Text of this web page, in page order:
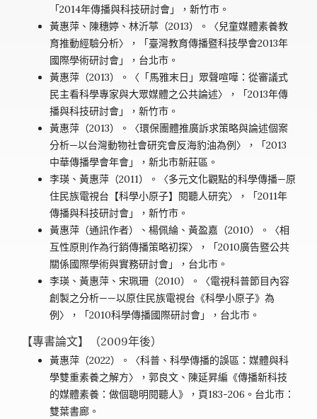
「2014年傳播與科技研討會」，新竹市。
黃惠萍、陳穗婷、林沂葶（2013）。〈兒童媒體素養教
育推動經驗分析〉，「臺灣教育傳播暨科技學會2013年
國際學術研討會」，台北市。
黃惠萍（2013）。〈「馬雅末日」眾聲喧嘩：從審議式
民主看科學專家與大眾媒體之公共論述〉，「2013年傳
播與科技研討會」，新竹市。
黃惠萍（2013）。〈環保團體推廣訴求策略與論述個案
分析—以台灣動物社會研究會反海豹油為例〉，「2013
中華傳播學會年會」，新北市新莊區。
李瑛、黃惠萍（2011）。〈多元文化觀點的科學傳播—原
住民族電視台【科學小原子】閱聽人研究〉，「2011年
傳播與科技研討會」，新竹市。
黃惠萍（通訊作者）、楊佩綸、黃盈嘉（2010）。〈相
互性原則作為行銷傳播策略初探〉，「2010廣告暨公共
關係國際學術與實務研討會」，台北市。
李瑛、黃惠萍、宋珮珊（2010）。〈電視科普節目內容
創製之分析——以原住民族電視台《科學小原子》為
例〉，「2010科學傳播國際研討會」，台北市。
【專書論文】（2009年後）
黃惠萍（2022）。〈科普、科學傳播的誤區：媒體與科
學雙重素養之解方〉，郭良文、陳延昇編《傳播新科技
的媒體素養：做個聰明閱聽人》，頁183-206。台北市：
雙葉書廊。